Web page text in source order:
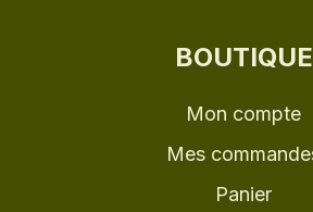
BOUTIQUE
Mon compte
Mes
Panier